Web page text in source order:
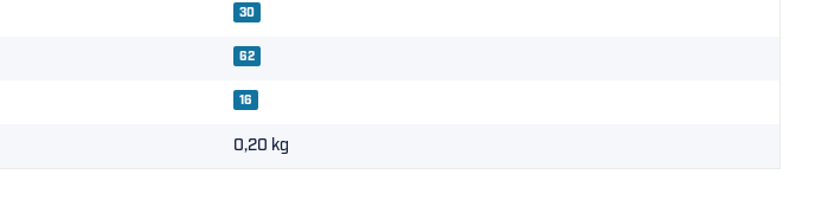
30
62
16
0,20 kg